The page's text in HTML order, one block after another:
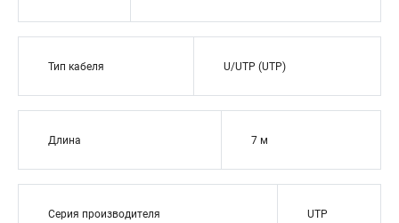
Тип кабеля U/UTP (UTP)
Длина 7 м
Серия производителя UTP